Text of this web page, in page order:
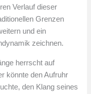
Verlauf dieser
Grenzen
und ein
zeichnen.
herrscht auf
könnte den Aufruhr
den Klang seines